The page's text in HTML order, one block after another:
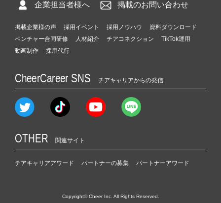
企業担当者様へ 掲載のお問い合わせ
掲載企業様の声 採用イベント 採用ノウハウ
資料ダウンロード
ベンチャー合同研修
人材紹介 チアコネクション
TikTok運用
動画制作
採用代行
CheerCareer SNS チアキャリアからの発信
OTHER 関連サイト
チアキャリアアワード パートナーの募集 パートナーアワード
Copyright© Cheer Inc. All Rights Reserved.